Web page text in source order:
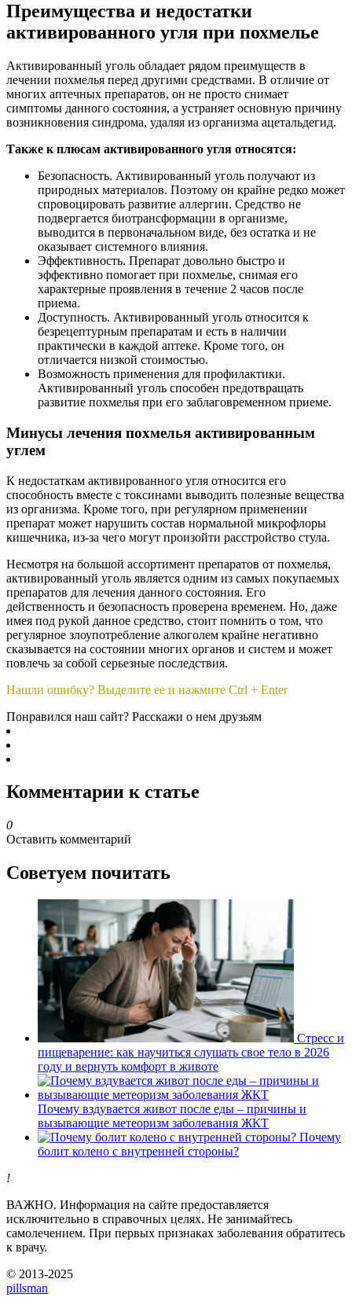
Преимущества и недостатки
активированного угля при похмелье
Активированный уголь обладает рядом преимуществ в
лечении похмелья перед другими средствами. В отличие от
многих аптечных препаратов, он не просто снимает
симптомы данного состояния, а устраняет основную причину
возникновения синдрома, удаляя из организма ацетальдегид.
Также к плюсам активированного угля относятся:
Безопасность. Активированный уголь получают из
природных материалов. Поэтому он крайне редко может
спровоцировать развитие аллергии. Средство не
подвергается биотрансформации в организме,
выводится в первоначальном виде, без остатка и не
оказывает системного влияния.
Эффективность. Препарат довольно быстро и
эффективно помогает при похмелье, снимая его
характерные проявления в течение 2 часов после
приема.
Доступность. Активированный уголь относится к
безрецептурным препаратам и есть в наличии
практически в каждой аптеке. Кроме того, он
отличается низкой стоимостью.
Возможность применения для профилактики.
Активированный уголь способен предотвращать
развитие похмелья при его заблаговременном приеме.
Минусы лечения похмелья активированным
углем
К недостаткам активированного угля относится его
способность вместе с токсинами выводить полезные вещества
из организма. Кроме того, при регулярном применении
препарат может нарушить состав нормальной микрофлоры
кишечника, из-за чего могут произойти расстройство стула.
Несмотря на большой ассортимент препаратов от похмелья,
активированный уголь является одним из самых покупаемых
препаратов для лечения данного состояния. Его
действенность и безопасность проверена временем. Но, даже
имея под рукой данное средство, стоит помнить о том, что
регулярное злоупотребление алкоголем крайне негативно
сказывается на состоянии многих органов и систем и может
повлечь за собой серьезные последствия.
Нашли ошибку? Выделите ее и нажмите Ctrl + Enter
Понравился наш сайт? Расскажи о нем друзьям
Комментарии к статье
0
Оставить комментарий
Советуем почитать
Стресс и
пищеварение: как научиться слушать свое тело в 2026
году и вернуть комфорт в животе
Почему вздувается живот после еды – причины и
вызывающие метеоризм заболевания ЖКТ
Почему
болит колено с внутренней стороны?
!
ВАЖНО. Информация на сайте предоставляется
исключительно в справочных целях. Не занимайтесь
самолечением. При первых признаках заболевания обратитесь
к врачу.
© 2013-2025
pillsman